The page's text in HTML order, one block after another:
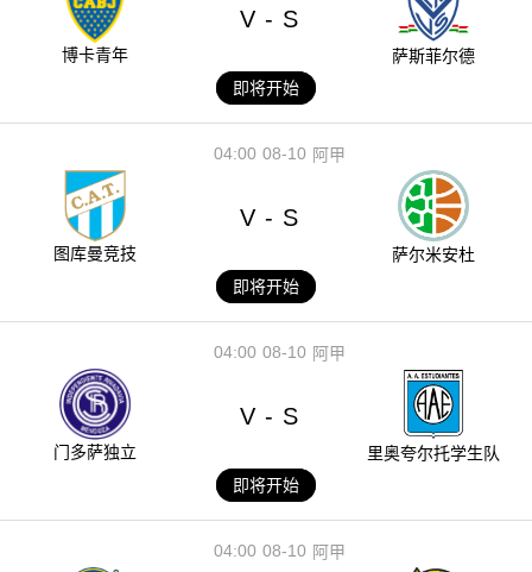
博卡青年
V - S
萨斯菲尔德
即将开始
08-10
04:00 阿甲
图库曼竞技
V - S
萨尔米安杜
即将开始
08-10
04:00 阿甲
门多萨独立
V - S
里奥夸尔托学生队
即将开始
08-10
04:00 阿甲